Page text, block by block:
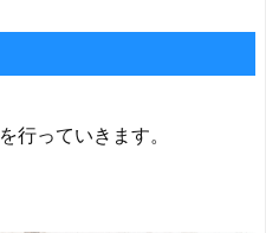
を行っていきます。